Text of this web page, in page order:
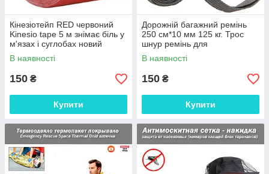
Кінезіотейп RED червоний
Kinesio tape 5 м знімає біль у
м'язах і суглобах новий
метод лікування еластичний
бинт
В наявності
150 ₴
Купити
Дорожній багажний ремінь
250 см*10 мм 125 кг. Трос
шнур ремінь для
перев'язування валізи багажу
вантажу
В наявності
150 ₴
Купити